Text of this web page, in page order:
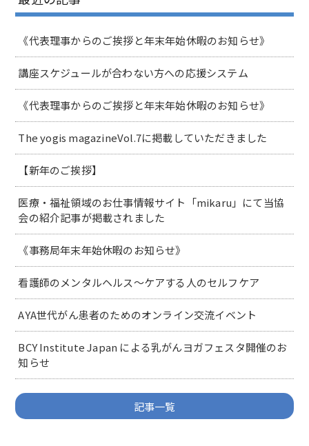
《代表理事からのご挨拶と年末年始休暇のお知らせ》
講座スケジュールが合わない方への応援システム
《代表理事からのご挨拶と年末年始休暇のお知らせ》
The yogis magazineVol.7に掲載していただきました
【新年のご挨拶】
医療・福祉領域のお仕事情報サイト「mikaru」にて当協
会の紹介記事が掲載されました
《事務局年末年始休暇のお知らせ》
看護師のメンタルヘルス～ケアする人のセルフケア
AYA世代がん患者のためのオンライン交流イベント
BCY Institute Japan による乳がんヨガフェスタ開催のお
知らせ
記事一覧